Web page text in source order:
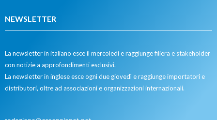
NEWSLETTER
La newsletter in italiano esce il mercoledì e raggiunge filiera e stakeholder
con notizie a approfondimenti esclusivi.
La newsletter in inglese esce ogni due giovedì e raggiunge importatori e
distributori, oltre ad associazioni e organizzazioni internazionali.